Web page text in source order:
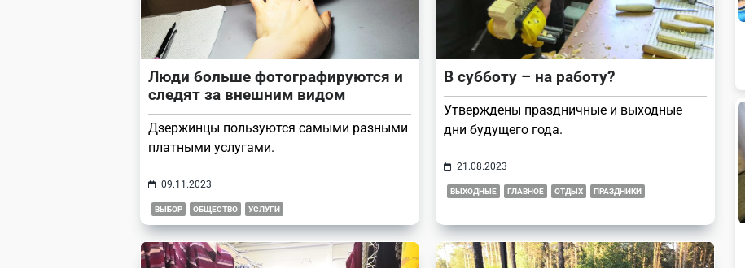
Люди больше фотографируются и
следят за внешним видом
Дзержинцы пользуются самыми разными
платными услугами.
09.11.2023
ВЫБОР ОБЩЕСТВО УСЛУГИ
В субботу – на работу?
Утверждены праздничные и выходные
дни будущего года.
21.08.2023
ВЫХОДНЫЕ ГЛАВНОЕ ОТДЫХ ПРАЗДНИКИ